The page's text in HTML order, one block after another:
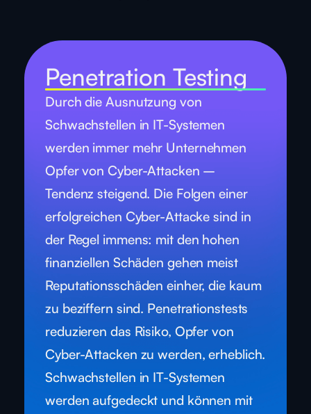
Penetration Testing
Durch die Ausnutzung von
Schwachstellen in IT-Systemen
werden immer mehr Unternehmen
Opfer von Cyber-Attacken –
Tendenz steigend. Die Folgen einer
erfolgreichen Cyber-Attacke sind in
der Regel immens: mit den hohen
finanziellen Schäden gehen meist
Reputationsschäden einher, die kaum
zu beziffern sind. Penetrationstests
reduzieren das Risiko, Opfer von
Cyber-Attacken zu werden, erheblich.
Schwachstellen in IT-Systemen
werden aufgedeckt und können mit